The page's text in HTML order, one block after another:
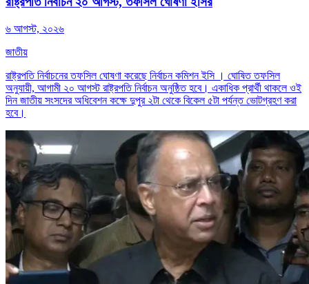
৬ আগস্ট, ২০২৬
জাতীয়
রাষ্ট্রপতি নির্বাচনের তফসিল ঘোষণা করেছে নির্বাচন কমিশন ইসি । ঘোষিত তফসিল
অনুযায়ী, আগামী ২০ আগস্ট রাষ্ট্রপতি নির্বাচন অনুষ্ঠিত হবে। একাধিক প্রার্থী থাকলে ওই
দিন জাতীয় সংসদের অধিবেশন কক্ষে দুপুর ২টা থেকে বিকেল ৫টা পর্যন্ত ভোটগ্রহণ করা
হবে।